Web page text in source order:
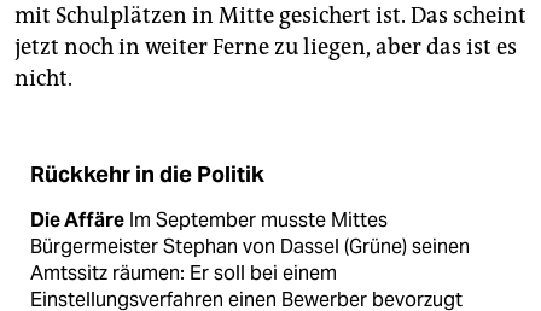
mit Schulplätzen in Mitte gesichert ist. Das scheint
jetzt noch in weiter Ferne zu liegen, aber das ist es
nicht.
Rückkehr in die Politik
Die Affäre Im September musste Mittes
Bürgermeister Stephan von Dassel (Grüne) seinen
Amtssitz räumen: Er soll bei einem
Einstellungsverfahren einen Bewerber bevorzugt